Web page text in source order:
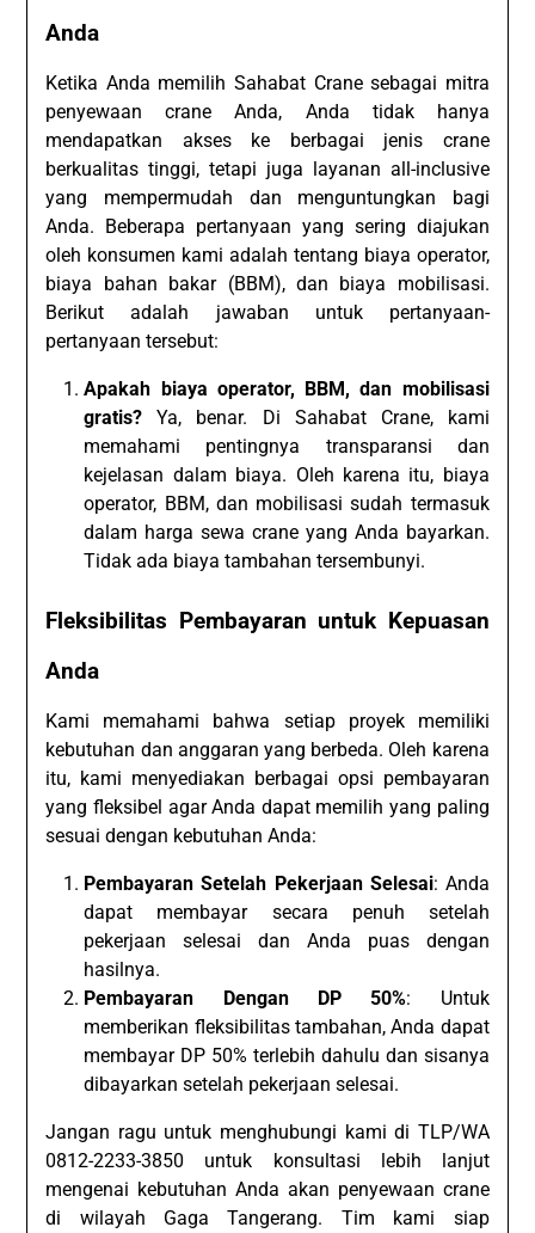
Anda
Ketika Anda memilih Sahabat Crane sebagai mitra
penyewaan crane Anda, Anda tidak hanya
mendapatkan akses ke berbagai jenis crane
berkualitas tinggi, tetapi juga layanan all-inclusive
yang mempermudah dan menguntungkan bagi
Anda. Beberapa pertanyaan yang sering diajukan
oleh konsumen kami adalah tentang biaya operator,
biaya bahan bakar (BBM), dan biaya mobilisasi.
Berikut adalah jawaban untuk pertanyaan-
pertanyaan tersebut:
Apakah biaya operator, BBM, dan mobilisasi
gratis? Ya, benar. Di Sahabat Crane, kami
memahami pentingnya transparansi dan
kejelasan dalam biaya. Oleh karena itu, biaya
operator, BBM, dan mobilisasi sudah termasuk
dalam harga sewa crane yang Anda bayarkan.
Tidak ada biaya tambahan tersembunyi.
Fleksibilitas Pembayaran untuk Kepuasan
Anda
Kami memahami bahwa setiap proyek memiliki
kebutuhan dan anggaran yang berbeda. Oleh karena
itu, kami menyediakan berbagai opsi pembayaran
yang fleksibel agar Anda dapat memilih yang paling
sesuai dengan kebutuhan Anda:
Pembayaran Setelah Pekerjaan Selesai: Anda
dapat membayar secara penuh setelah
pekerjaan selesai dan Anda puas dengan
hasilnya.
Pembayaran Dengan DP 50%: Untuk
memberikan fleksibilitas tambahan, Anda dapat
membayar DP 50% terlebih dahulu dan sisanya
dibayarkan setelah pekerjaan selesai.
Jangan ragu untuk menghubungi kami di TLP/WA
0812-2233-3850 untuk konsultasi lebih lanjut
mengenai kebutuhan Anda akan penyewaan crane
di wilayah Gaga Tangerang. Tim kami siap